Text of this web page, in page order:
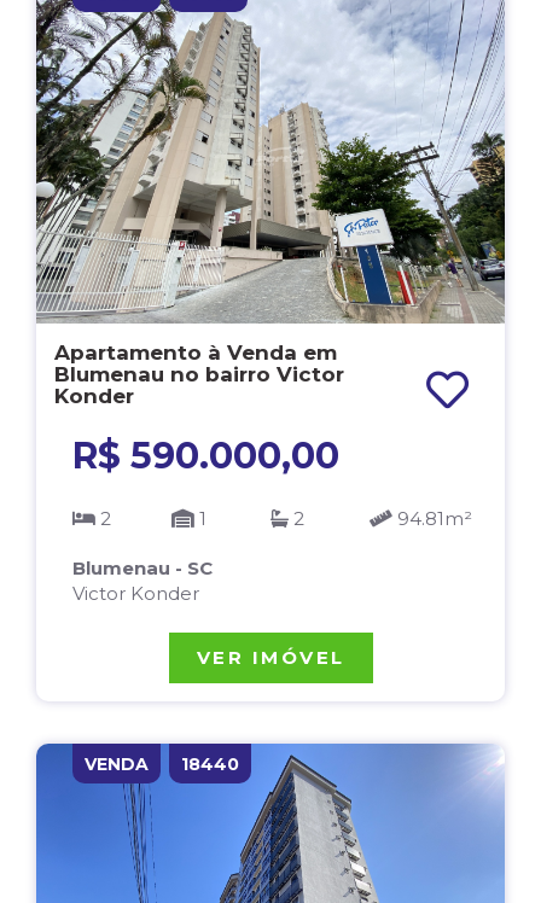
Apartamento à Venda em
Blumenau no bairro Victor
Konder
R$ 590.000,00
2 1 2 94.81m²
Blumenau - SC
Victor Konder
VER IMÓVEL
VENDA 18440